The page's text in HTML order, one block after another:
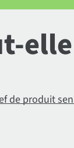
de produit